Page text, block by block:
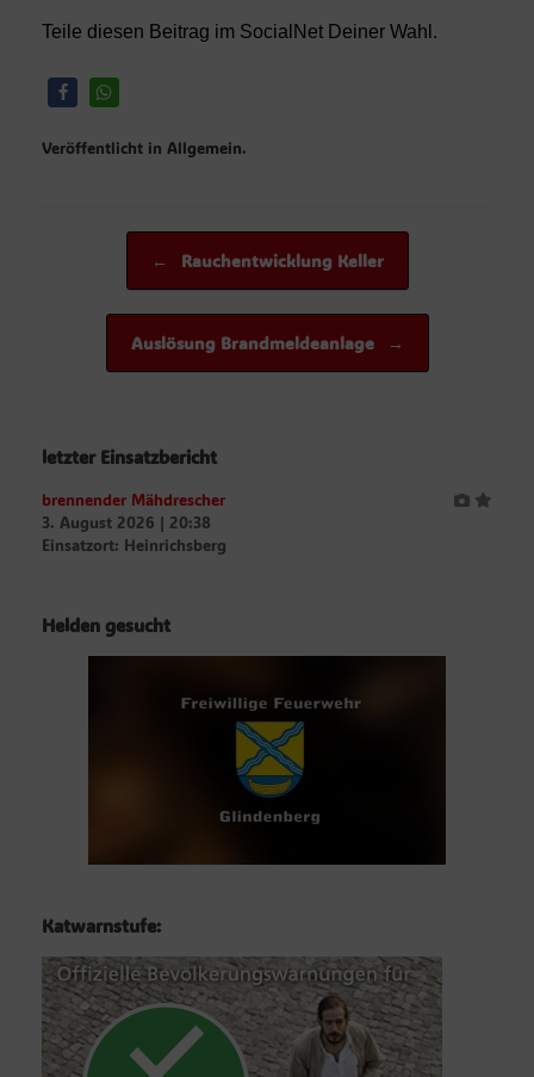
Teile diesen Beitrag im SocialNet Deiner Wahl.
Veröffentlicht in Allgemein.
← Rauchentwicklung Keller
Auslösung Brandmeldeanlage →
letzter Einsatzbericht
brennender Mähdrescher
3. August 2026 | 20:38
Einsatzort: Heinrichsberg
Helden gesucht
Katwarnstufe: